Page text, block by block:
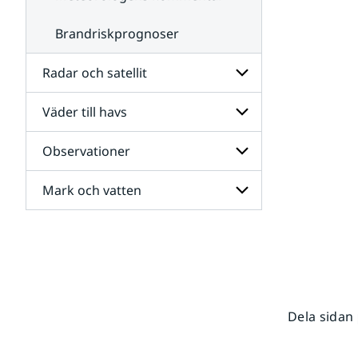
Brandriskprognoser
Radar och satellit
Undersidor
för
Radar
och
satellit
Väder till havs
Undersidor
för
Väder
till
havs
Observationer
Undersidor
för
Mark och vatten
Dela sidan